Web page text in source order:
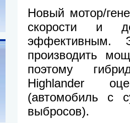
Новый мотор/
скорости и
эффективным.
производить
поэтому
Highlander
(автомобиль с
выбросов).